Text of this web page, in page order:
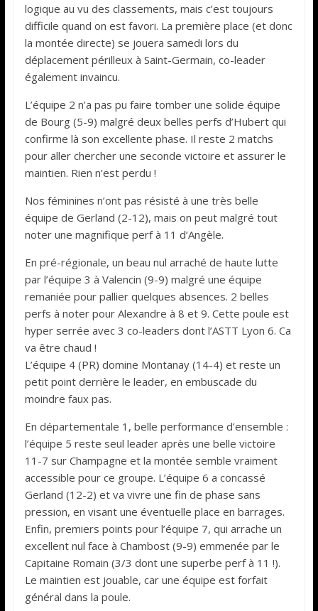
logique au vu des classements, mais c’est toujours
difficile quand on est favori. La première place (et donc
la montée directe) se jouera samedi lors du
déplacement périlleux à Saint-Germain, co-leader
également invaincu.
L’équipe 2 n’a pas pu faire tomber une solide équipe
de Bourg (5-9) malgré deux belles perfs d’Hubert qui
confirme là son excellente phase. Il reste 2 matchs
pour aller chercher une seconde victoire et assurer le
maintien. Rien n’est perdu !
Nos féminines n’ont pas résisté à une très belle
équipe de Gerland (2-12), mais on peut malgré tout
noter une magnifique perf à 11 d’Angèle.
En pré-régionale, un beau nul arraché de haute lutte
par l’équipe 3 à Valencin (9-9) malgré une équipe
remaniée pour pallier quelques absences. 2 belles
perfs à noter pour Alexandre à 8 et 9. Cette poule est
hyper serrée avec 3 co-leaders dont l’ASTT Lyon 6. Ca
va être chaud !
L’équipe 4 (PR) domine Montanay (14-4) et reste un
petit point derrière le leader, en embuscade du
moindre faux pas.
En départementale 1, belle performance d’ensemble :
l’équipe 5 reste seul leader après une belle victoire
11-7 sur Champagne et la montée semble vraiment
accessible pour ce groupe. L’équipe 6 a concassé
Gerland (12-2) et va vivre une fin de phase sans
pression, en visant une éventuelle place en barrages.
Enfin, premiers points pour l’équipe 7, qui arrache un
excellent nul face à Chambost (9-9) emmenée par le
Capitaine Romain (3/3 dont une superbe perf à 11 !).
Le maintien est jouable, car une équipe est forfait
général dans la poule.